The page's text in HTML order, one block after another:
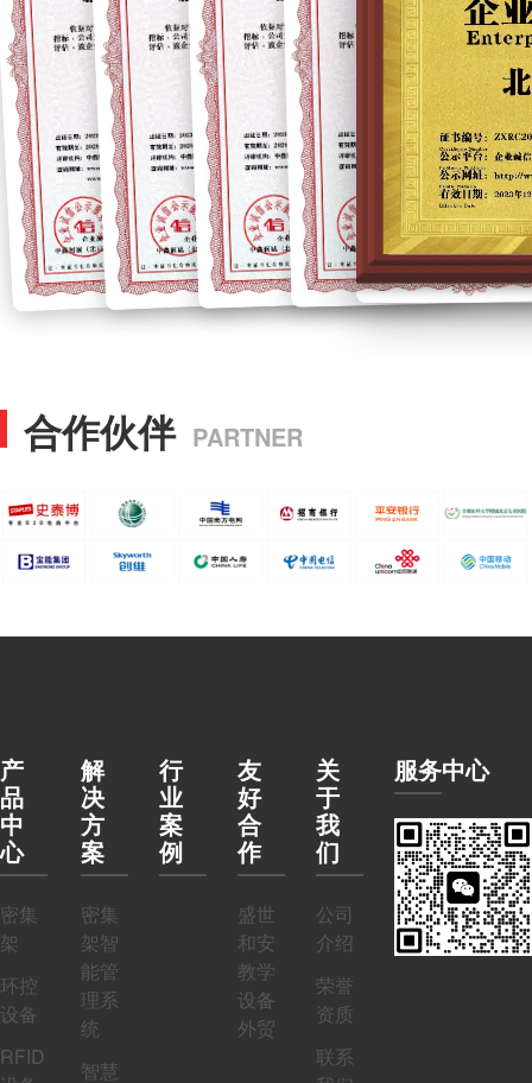
合作伙伴 PARTNER
产
品
中
心
密集
架
环控
设备
RFID
解
决
方
案
密集
架智
能管
理系
统
智慧
行
业
案
例
友
好
合
作
盛世
和安
教学
设备
外贸
关
于
我
们
公司
介绍
荣誉
资质
联系
服务中心